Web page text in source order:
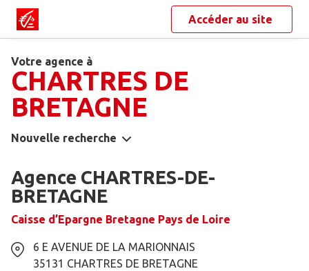
Accéder au site
Votre agence à
CHARTRES DE
BRETAGNE
Nouvelle recherche
Agence CHARTRES-DE-
BRETAGNE
Caisse d’Epargne Bretagne Pays de Loire
6 E AVENUE DE LA MARIONNAIS
35131 CHARTRES DE BRETAGNE